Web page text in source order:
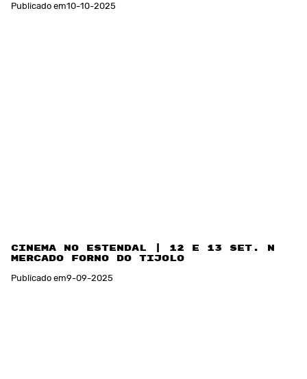
Publicado em10-10-2025
Cinema no Estendal | 12 e 13 set. no
Mercado Forno do Tijolo
Publicado em9-09-2025